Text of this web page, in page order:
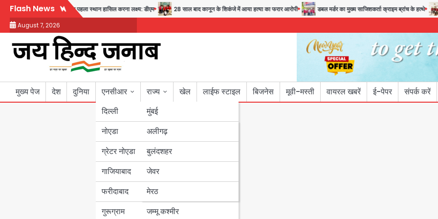
Skip
content
Flash News
सुरक्षा का संदेश अब पहला स्थान हासिल करना लक्ष्य: डीएम 28 साल बाद कानून के शिकंजे में आया हत्या का फरार आरोपी डबल मर्डर का मुख्य साजिशकर्ता क्राइम ब्रांच के हत्थे
August 7, 2026
मुख्य पेज देश दुनिया
एनसीआर
दिल्ली
नोएडा
ग्रेटर नोएडा
गाजियाबाद
फरीदाबाद
गुरूग्राम
राज्य
मुंबई
उत्तर प्रदेश
अलीगढ़
बुलंदशहर
जेवर
मेरठ
बिहार
पंजाब
हरियाणा
जम्मू कश्मीर
खेल लाईफ स्टाइल बिजनेस मूवी-मस्ती वायरल खबरें ई-पेपर संपर्क करें